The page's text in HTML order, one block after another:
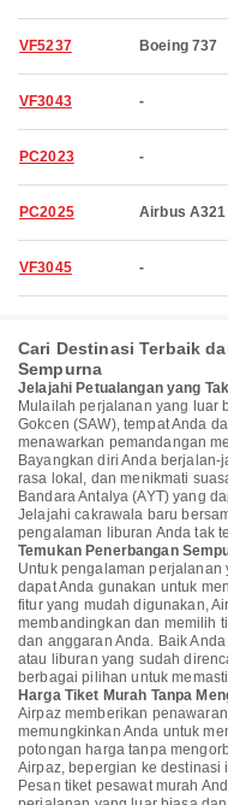
VF5237 Boeing 737
VF3043 -
PC2023 -
PC2025 Airbus A321
VF3045 -
Cari Destinasi Terbaik
Sempurna
Jelajahi Petualangan yang
Mulailah perjalanan yang luar
Gokcen (SAW), tempat Anda
menawarkan pemandangan
Bayangkan diri Anda
rasa lokal, dan menikmati
Bandara Antalya (AYT) yang
Jelajahi cakrawala baru
pengalaman liburan Anda tak
Temukan Penerbangan
Untuk pengalaman perjalanan
dapat Anda gunakan untuk
fitur yang mudah digunakan,
membandingkan dan memilih
dan anggaran Anda. Baik
atau liburan yang sudah
berbagai pilihan untuk
Harga Tiket Murah Tanpa
Airpaz memberikan
memungkinkan Anda untuk
potongan harga tanpa
Airpaz, bepergian ke destinasi
Pesan tiket pesawat murah